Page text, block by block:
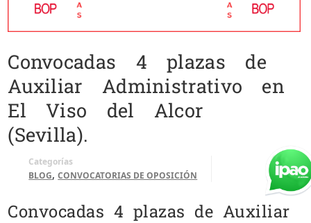
Convocadas 4 plazas de
Auxiliar Administrativo en
El Viso del Alcor
(Sevilla).
Categorías
BLOG,CONVOCATORIAS DE OPOSICIÓN
Convocadas 4 plazas de Auxiliar